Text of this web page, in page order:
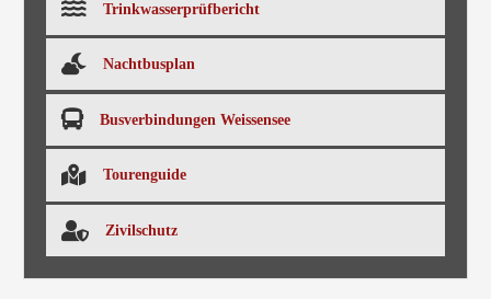
Trinkwasserprüfbericht
Nachtbusplan
Busverbindungen Weissensee
Tourenguide
Zivilschutz